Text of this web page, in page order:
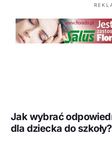
Jak wybrać
dla dziecka do szkoły?